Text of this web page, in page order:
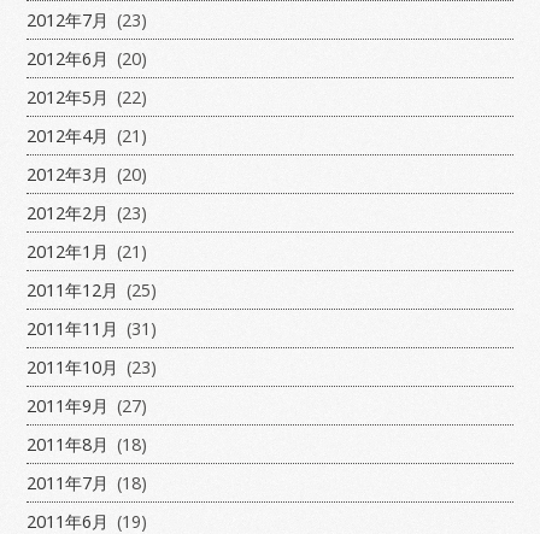
2012年7月 (23)
2012年6月 (20)
2012年5月 (22)
2012年4月 (21)
2012年3月 (20)
2012年2月 (23)
2012年1月 (21)
2011年12月 (25)
2011年11月 (31)
2011年10月 (23)
2011年9月 (27)
2011年8月 (18)
2011年7月 (18)
2011年6月 (19)